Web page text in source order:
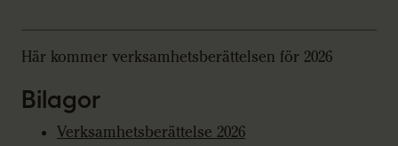
Här kommer verksamhetsberättelsen för 2026
Bilagor
Verksamhetsberättelse 2026